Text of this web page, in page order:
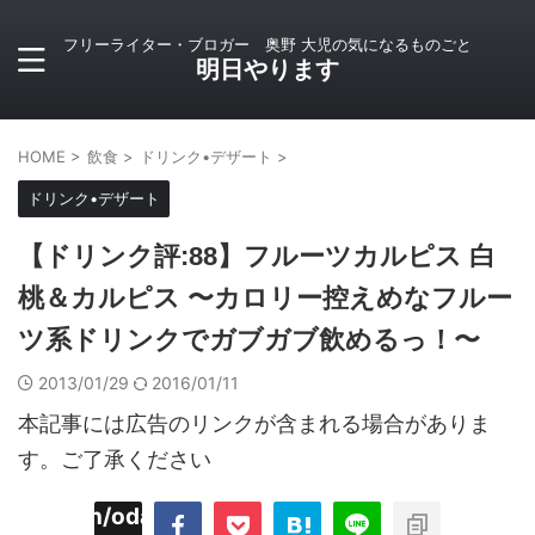
フリーライター・ブロガー 奥野 大児の気になるものごと
明日やります
HOME > 飲食 > ドリンク•デザート >
ドリンク•デザート
【ドリンク評:88】フルーツカルピス 白
桃＆カルピス 〜カロリー控えめなフルー
ツ系ドリンクでガブガブ飲めるっ！〜
2013/01/29 2016/01/11
本記事には広告のリンクが含まれる場合がありま
す。ご了承ください
odaiji.com/public_html/blog/wp-